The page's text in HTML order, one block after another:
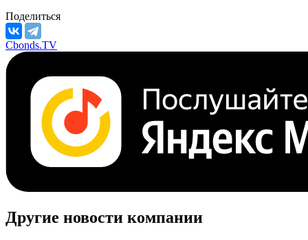
Поделиться
Cbonds.TV
Другие новости компании